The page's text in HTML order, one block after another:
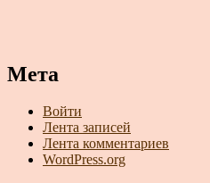
Мета
Войти
Лента записей
Лента комментариев
WordPress.org